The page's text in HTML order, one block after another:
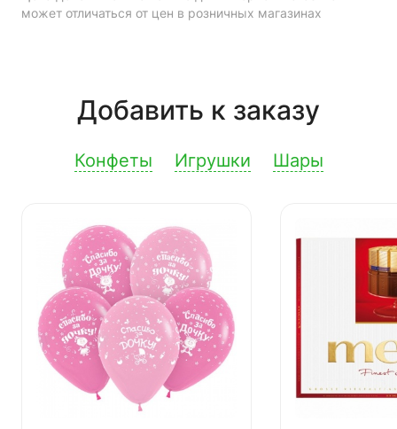
может отличаться от цен в розничных магазинах
Добавить к заказу
Конфеты Игрушки Шары